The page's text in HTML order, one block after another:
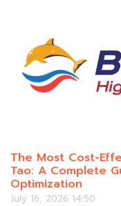
The Most Cost-
Tao: A Complete
Optimization
July 16, 2026 14:50